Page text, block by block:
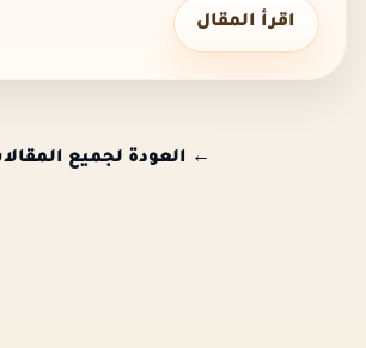
اقرأ المقال
← العودة لجميع